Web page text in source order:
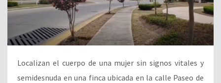
Localizan el cuerpo de una mujer sin signos vitales y
semidesnuda en una finca ubicada en la calle Paseo de